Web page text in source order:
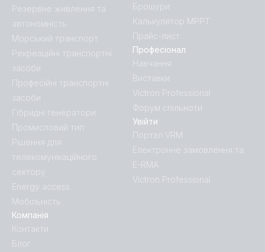
Резервне живлення та
автономність
Морський транспорт
Рекреаційні транспортні
засоби
Професійні транспортні
засоби
Гібридні генератори
Промисловий тип
Рішення для
телекомунікаційного
сектору
Energy access
Мобільність
Компанія
Контакти
Блог
Брошури
Калькулятор MPPT
Прайс-лист
Професіонал
Навчання
Виставки
Victron Professional
Форум спільноти
Увійти
Портал VRM
Електронне замовлення та
E-RMA
Victron Professional